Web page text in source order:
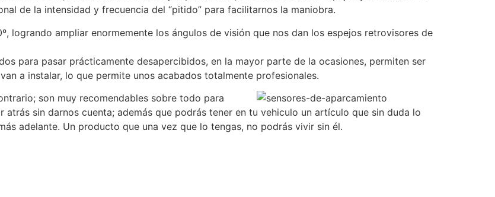
de la intensidad y frecuencia del “pitido” para facilitarnos la maniobra.
logrando ampliar enormemente los ángulos de visión que nos dan los espejos retrovisores de
para pasar prácticamente desapercibidos, en la mayor parte de la ocasiones, permiten ser
a instalar, lo que permite unos acabados totalmente profesionales.
son muy recomendables sobre todo para
sin darnos cuenta; además que podrás tener en tu vehiculo un artículo que sin duda lo
adelante. Un producto que una vez que lo tengas, no podrás vivir sin él.